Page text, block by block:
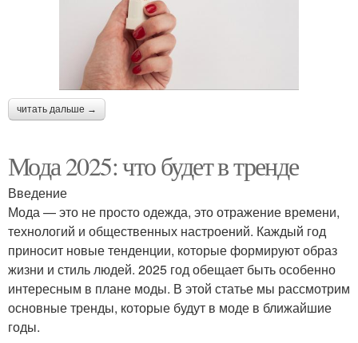
читать дальше →
Мода 2025: что будет в тренде
Введение
Мода — это не просто одежда, это отражение времени,
технологий и общественных настроений. Каждый год
приносит новые тенденции, которые формируют образ
жизни и стиль людей. 2025 год обещает быть особенно
интересным в плане моды. В этой статье мы рассмотрим
основные тренды, которые будут в моде в ближайшие
годы.